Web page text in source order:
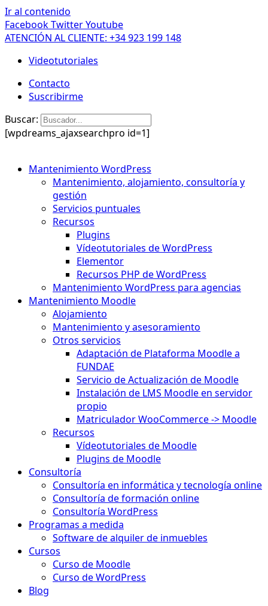
Ir al contenido
FacebookTwitterYoutube
ATENCIÓN AL CLIENTE: +34 923 199 148
Videotutoriales
Contacto
Suscribirme
Buscar:
[wpdreams_ajaxsearchpro id=1]
Mantenimiento WordPress
Mantenimiento, alojamiento, consultoría y
gestión
Servicios puntuales
Recursos
Plugins
Vídeotutoriales de WordPress
Elementor
Recursos PHP de WordPress
Mantenimiento WordPress para agencias
Mantenimiento Moodle
Alojamiento
Mantenimiento y asesoramiento
Otros servicios
Adaptación de Plataforma Moodle a
FUNDAE
Servicio de Actualización de Moodle
Instalación de LMS Moodle en servidor
propio
Matriculador WooCommerce -> Moodle
Recursos
Vídeotutoriales de Moodle
Plugins de Moodle
Consultoría
Consultoría en informática y tecnología online
Consultoría de formación online
Consultoría WordPress
Programas a medida
Software de alquiler de inmuebles
Cursos
Curso de Moodle
Curso de WordPress
Blog